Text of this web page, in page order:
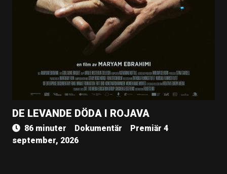
DE LEVANDE DÖDA I ROJAVA
86 minuter Dokumentär
Premiär 4
september, 2026